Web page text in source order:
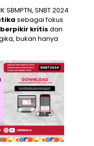
SNBT 2024
sebagai fokus
berpikir kritis dan
bukan hanya